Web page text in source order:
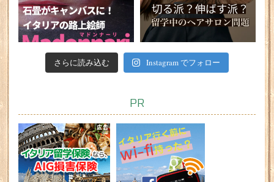
さらに読み込む Instagram でフォロー
PR